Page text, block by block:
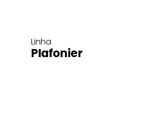
Linha
Plafonier